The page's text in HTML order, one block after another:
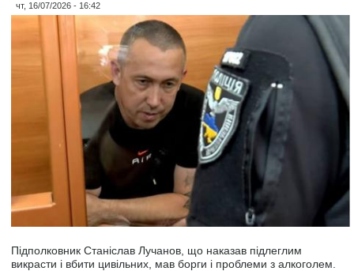
чт, 16/07/2026 - 16:42
Підполковник Станіслав Лучанов, що наказав підлеглим
викрасти і вбити цивільних, мав борги і проблеми з алкоголем.